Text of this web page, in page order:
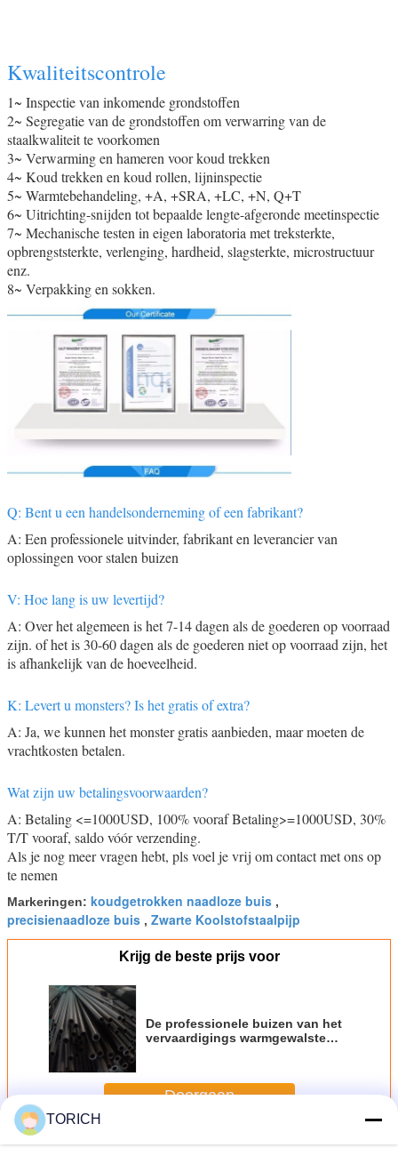
Kwaliteitscontrole
1~ Inspectie van inkomende grondstoffen
2~ Segregatie van de grondstoffen om verwarring van de
staalkwaliteit te voorkomen
3~ Verwarming en hameren voor koud trekken
4~ Koud trekken en koud rollen, lijninspectie
5~ Warmtebehandeling, +A, +SRA, +LC, +N, Q+T
6~ Uitrichting-snijden tot bepaalde lengte-afgeronde meetinspectie
7~ Mechanische testen in eigen laboratoria met treksterkte,
opbrengststerkte, verlenging, hardheid, slagsterkte, microstructuur
enz.
8~ Verpakking en sokken.
Q: Bent u een handelsonderneming of een fabrikant?
A: Een professionele uitvinder, fabrikant en leverancier van
oplossingen voor stalen buizen
V: Hoe lang is uw levertijd?
A: Over het algemeen is het 7-14 dagen als de goederen op voorraad
zijn. of het is 30-60 dagen als de goederen niet op voorraad zijn, het
is afhankelijk van de hoeveelheid.
K: Levert u monsters? Is het gratis of extra?
A: Ja, we kunnen het monster gratis aanbieden, maar moeten de
vrachtkosten betalen.
Wat zijn uw betalingsvoorwaarden?
A: Betaling <=1000USD, 100% vooraf Betaling>=1000USD, 30%
T/T vooraf, saldo vóór verzending.
Als je nog meer vragen hebt, pls voel je vrij om contact met ons op
te nemen
Markeringen: koudgetrokken naadloze buis ,
precisienaadloze buis , Zwarte Koolstofstaalpijp
Krijg de beste prijs voor
De professionele buizen van het
vervaardigings warmgewalste
Doorgaan
MeerDe naadloze Buis van het Precisiestaal
TORICH